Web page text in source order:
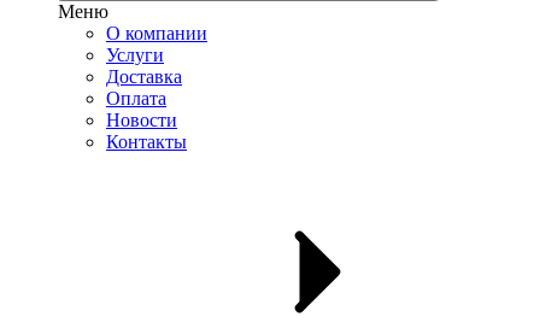
Меню
О компании
Услуги
Доставка
Оплата
Новости
Контакты